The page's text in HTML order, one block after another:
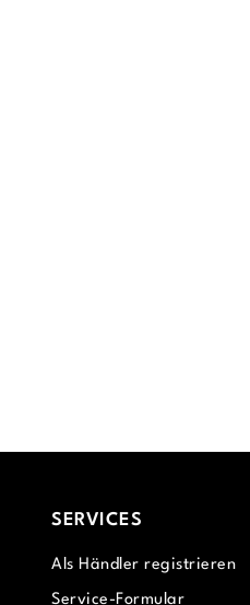
SERVICES
Als Händler registrieren
Service-Formular